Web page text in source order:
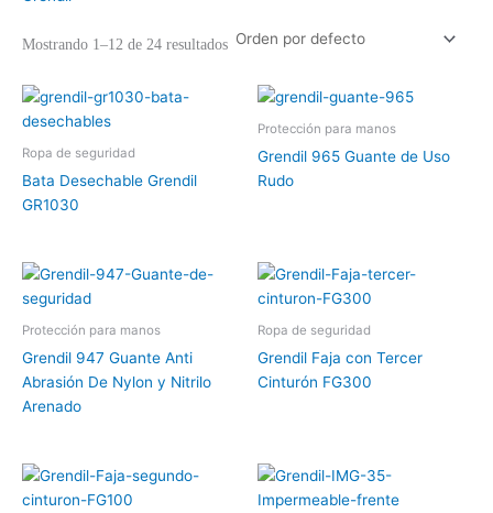
Mostrando 1–12 de 24 resultados
Ropa de seguridad
Bata Desechable Grendil
GR1030
Protección para manos
Grendil 965 Guante de Uso
Rudo
Protección para manos
Grendil 947 Guante Anti
Abrasión De Nylon y Nitrilo
Arenado
Ropa de seguridad
Grendil Faja con Tercer
Cinturón FG300